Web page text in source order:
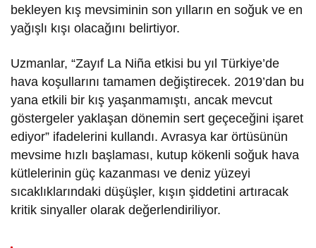
bekleyen kış mevsiminin son yılların en soğuk ve en
yağışlı kışı olacağını belirtiyor.
Uzmanlar, “Zayıf La Niña etkisi bu yıl Türkiye’de
hava koşullarını tamamen değiştirecek. 2019’dan bu
yana etkili bir kış yaşanmamıştı, ancak mevcut
göstergeler yaklaşan dönemin sert geçeceğini işaret
ediyor” ifadelerini kullandı. Avrasya kar örtüsünün
mevsime hızlı başlaması, kutup kökenli soğuk hava
kütlelerinin güç kazanması ve deniz yüzeyi
sıcaklıklarındaki düşüşler, kışın şiddetini artıracak
kritik sinyaller olarak değerlendiriliyor.